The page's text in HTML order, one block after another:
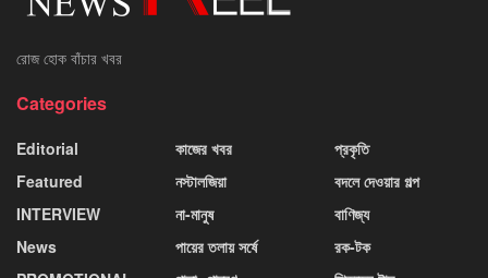
রোজ হোক বাঁচার খবর
Categories
Editorial
Featured
INTERVIEW
News
কাজের খবর
নস্টালজিয়া
না-মানুষ
পায়ের তলায় সর্ষে
প্রকৃতি
বদলে দেওয়ার গল্প
বাণিজ্য
রক-টক